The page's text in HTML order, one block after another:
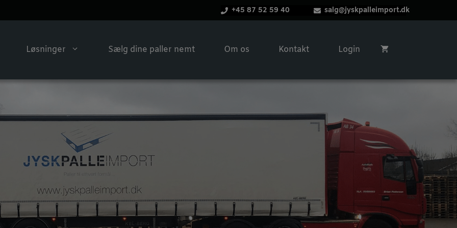
+45 87 52 59 40 salg@jyskpalleimport.dk
Løsninger Sælg dine paller nemt Om os Kontakt Login